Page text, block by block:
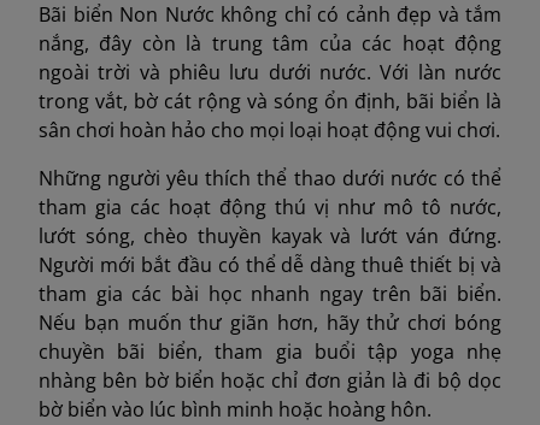
Bãi biển Non Nước không chỉ có cảnh đẹp và tắm
nắng, đây còn là trung tâm của các hoạt động
ngoài trời và phiêu lưu dưới nước. Với làn nước
trong vắt, bờ cát rộng và sóng ổn định, bãi biển là
sân chơi hoàn hảo cho mọi loại hoạt động vui chơi.
Những người yêu thích thể thao dưới nước có thể
tham gia các hoạt động thú vị như mô tô nước,
lướt sóng, chèo thuyền kayak và lướt ván đứng.
Người mới bắt đầu có thể dễ dàng thuê thiết bị và
tham gia các bài học nhanh ngay trên bãi biển.
Nếu bạn muốn thư giãn hơn, hãy thử chơi bóng
chuyền bãi biển, tham gia buổi tập yoga nhẹ
nhàng bên bờ biển hoặc chỉ đơn giản là đi bộ dọc
bờ biển vào lúc bình minh hoặc hoàng hôn.